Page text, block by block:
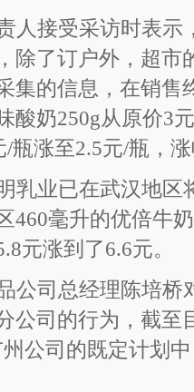
人接受采访时表示
除了订户外，超市
集的信息，在销
酸奶250g从原价3
/瓶涨至2.5元/瓶，
乳业已在武汉地区
460毫升的优倍牛
元涨到了6.6元。
公司总经理陈培桥
公司的行为，截至
公司的既定计划